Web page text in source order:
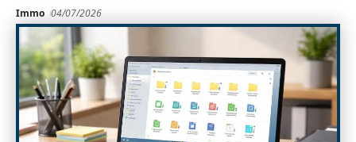
Immo 04/07/2026